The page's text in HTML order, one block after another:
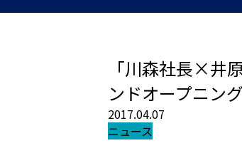
「川森社長×井
ンドオープニン
2017.04.07
ニュース